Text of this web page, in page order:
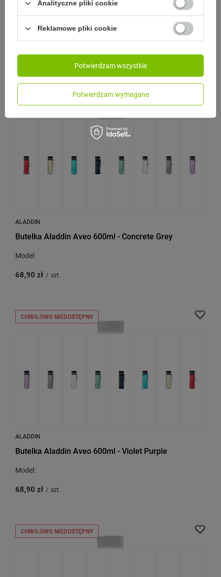
ALADDIN
Model:
ALADDIN
Butelka Aladdin Aveo 600ml - Concrete Grey
Model:
68,90 zł / szt.
CHWILOWO NIEDOSTĘPNY
ALADDIN
Butelka Aladdin Aveo 600ml - Violet Purple
Model:
68,90 zł / szt.
CHWILOWO NIEDOSTĘPNY
Analityczne pliki cookie
Reklamowe pliki cookie
Potwierdzam wymagane
Potwierdzam wszystkie